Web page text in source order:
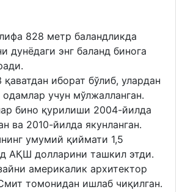
828 метр баландликда
дунёдаги энг баланд бинога
қаватдан иборат бўлиб, улардан
одамлар учун мўлжалланган.
бино қурилиши 2004-йилда
ва 2010-йилда якунланган.
умумий қиймати 1,5
АҚШ долларини ташкил этди.
америкалик архитектор
томонидан ишлаб чиқилган.